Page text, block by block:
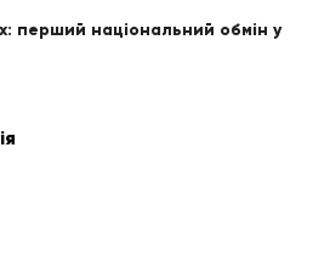
перший національний обмін у